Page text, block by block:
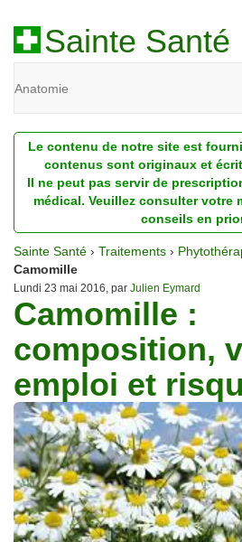
Sainte Santé
Anatomie
Diagnostic
Dossiers
Homéopathie
Nutrition
Pathologie
Psychologie
Recherches
Traitements
Le contenu de notre site est
contenus sont originaux et
Il ne peut pas servir de
médical. Veuillez consulter votre
conseils en
Sainte Santé › Traitements ›
Camomille
Lundi 23 mai 2016, par Julien Eymard
Camomille :
composition,
emploi et